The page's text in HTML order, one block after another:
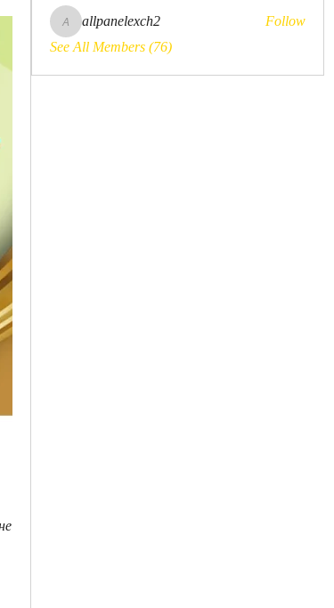
allpanelexch2
allpanelexch2
Follow
See All Members (76)